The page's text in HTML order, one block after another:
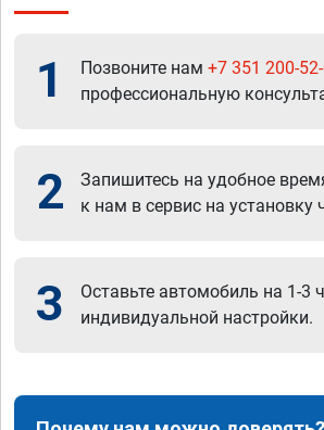
1 Позвоните нам +7 351 200-
профессиональную
2
Запишитесь на удобное
к нам в сервис на установку
3
Оставьте автомобиль на 1-3
индивидуальной настройки.